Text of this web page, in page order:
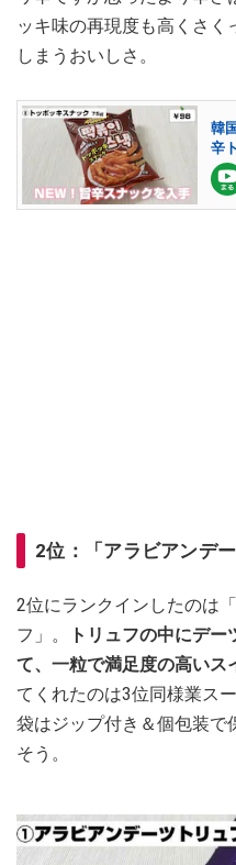
ッキ味の再現度も高くさく
しまうおいしさ。
韓
辛
2位：「アラビアンデー
2位にランクインしたのは
フ」。
トリュフの中にデ
て、一粒で満足度の高いス
てくれたのは3位同様業ス
袋はジップ付き＆個包装で
そう。